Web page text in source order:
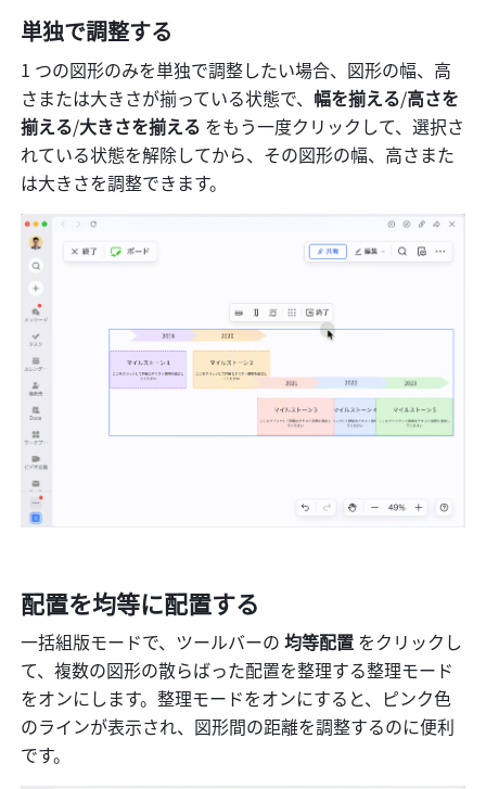
単独で調整する
1 つの図形のみを単独で調整したい場合、図形の幅、高
さまたは大きさが揃っている状態で、 幅を揃える/高さを
揃える/大きさを揃える をもう一度クリックして、選択さ
れている状態を解除してから、その図形の幅、高さまた
は大きさを調整できます。
配置を均等に配置する
一括組版モードで、ツールバーの 均等配置 をクリックし
て、複数の図形の散らばった配置を整理する整理モード
をオンにします。整理モードをオンにすると、ピンク色
のラインが表示され、図形間の距離を調整するのに便利
です。